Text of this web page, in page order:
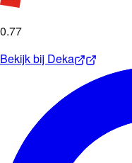
0.77
Bekijk bij Deka